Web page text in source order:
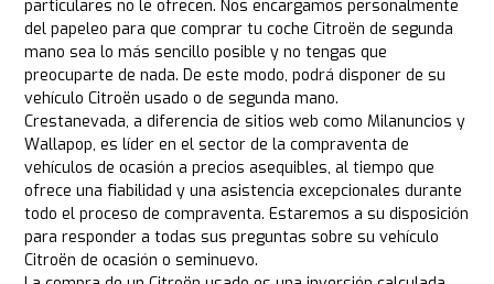
particulares no le ofrecen. Nos encargamos personalmente
del papeleo para que comprar tu coche Citroën de segunda
mano sea lo más sencillo posible y no tengas que
preocuparte de nada. De este modo, podrá disponer de su
vehículo Citroën usado o de segunda mano.
Crestanevada, a diferencia de sitios web como Milanuncios y
Wallapop, es líder en el sector de la compraventa de
vehículos de ocasión a precios asequibles, al tiempo que
ofrece una fiabilidad y una asistencia excepcionales durante
todo el proceso de compraventa. Estaremos a su disposición
para responder a todas sus preguntas sobre su vehículo
Citroën de ocasión o seminuevo.